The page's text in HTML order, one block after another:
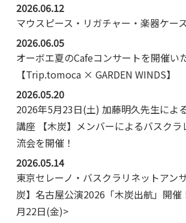
2026.06.12
マウスピース・リガチャー・楽器ケー
2026.06.05
オーボエ夏のCafeコンサートを開催い
【Trip.tomoca × GARDEN WINDS】
2026.05.20
2026年5月23日(土) 加藤明久先生によ
講座 【木炭】メンバーによるバスクラ
流会を開催！
2026.05.14
東京セレーノ・バスクラリネットアン
炭】名古屋公演2026「木炭出航」開催
月22日(金)>